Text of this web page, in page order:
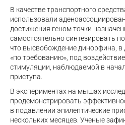
В качестве транспортного
использовали
достижения геном точки
самостоятельно синтезировать
что высвобождение динорфина, в
«по требованию», под
стимуляции, наблюдаемой в
приступа.
В экспериментах на мышах
продемонстрировать
в подавлении эпилептические
нескольких месяцев. Ученые